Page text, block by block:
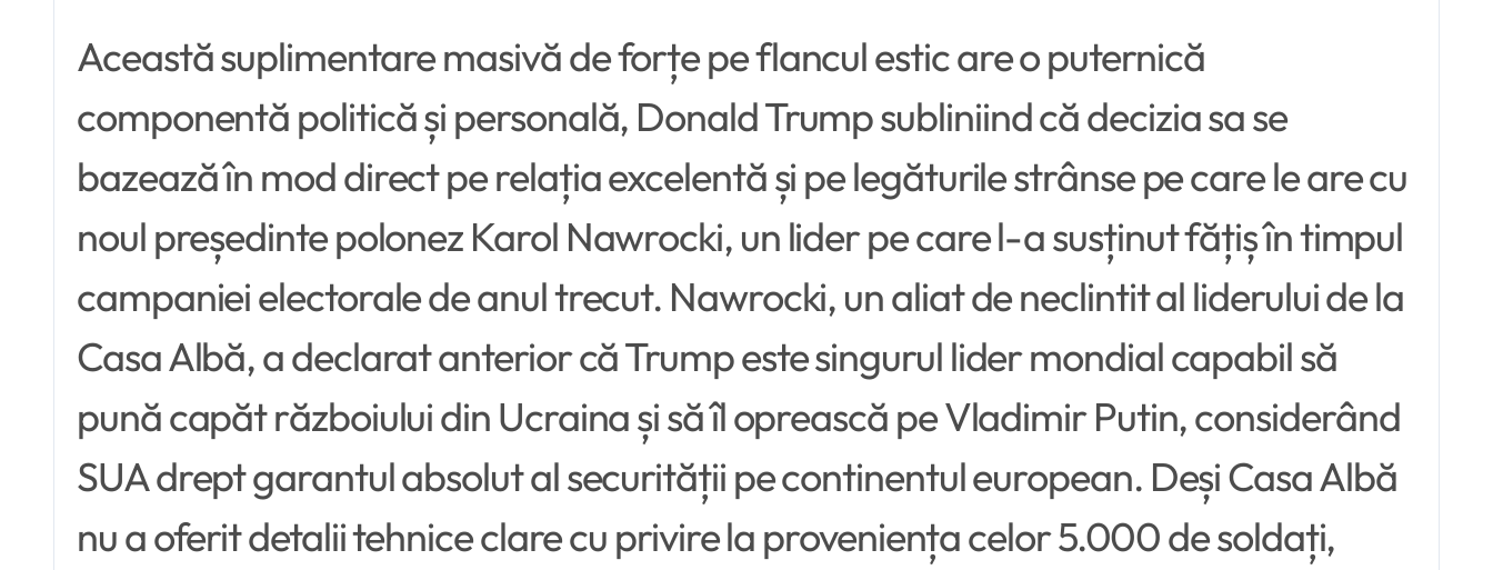
Această suplimentare masivă de forțe pe flancul estic are o puternică
componentă politică și personală, Donald Trump subliniind că decizia sa se
bazează în mod direct pe relația excelentă și pe legăturile strânse pe care le are cu
noul președinte polonez Karol Nawrocki, un lider pe care l-a susținut fățiș în timpul
campaniei electorale de anul trecut. Nawrocki, un aliat de neclintit al liderului de la
Casa Albă, a declarat anterior că Trump este singurul lider mondial capabil să
pună capăt războiului din Ucraina și să îl oprească pe Vladimir Putin, considerând
SUA drept garantul absolut al securității pe continentul european. Deși Casa Albă
nu a oferit detalii tehnice clare cu privire la proveniența celor 5.000 de soldați,